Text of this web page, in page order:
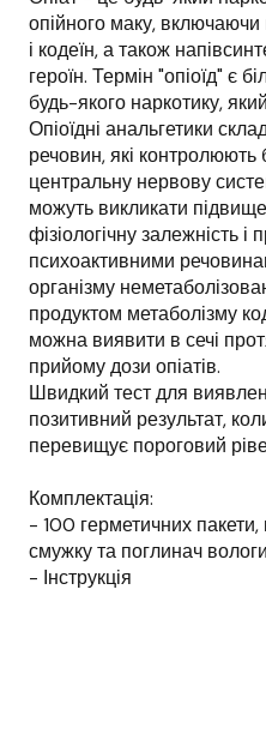
опійного маку,
і кодеїн, а також
героїн. Термін "опіоїд" є
будь-якого наркотику,
Опіоїдні анальгетики
речовин, які контролюють
центральну нервову
можуть викликати
фізіологічну залежність
психоактивними
організму
продуктом метаболізму
можна виявити в сечі
прийому дози опіатів.
Швидкий тест для
позитивний результат,
перевищує пороговий
Комплектація:
- 100 герметичних пакети,
смужку та поглинач вологи
- Інструкція